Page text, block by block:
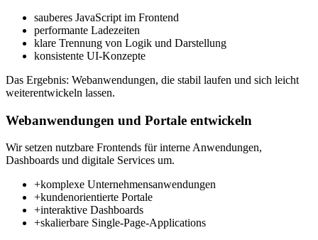
sauberes JavaScript im Frontend
performante Ladezeiten
klare Trennung von Logik und Darstellung
konsistente UI-Konzepte
Das Ergebnis: Webanwendungen, die stabil laufen und sich leicht
weiterentwickeln lassen.
Webanwendungen und Portale entwickeln
Wir setzen nutzbare Frontends für interne Anwendungen,
Dashboards und digitale Services um.
+komplexe Unternehmensanwendungen
+kundenorientierte Portale
+interaktive Dashboards
+skalierbare Single-Page-Applications